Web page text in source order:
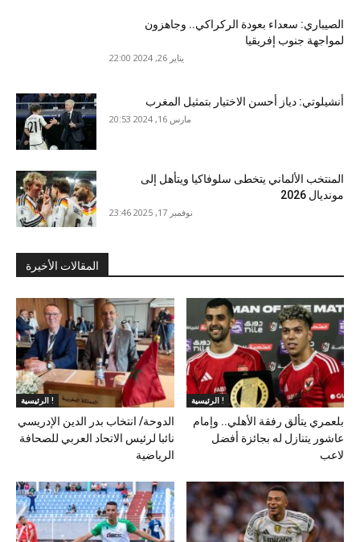
الصيباري: سعداء بعودة الركراكي.. وجاهزون
لمواجهة جنوب إفريقيا
يناير 26, 2024 22:00
أنشيلوتي: دياز أحسن الاختيار بتمثيل المغرب
مارس 16, 2024 20:53
المنتخب الألماني يتخطى سلوفاكيا ويتأهل إلى
مونديال 2026
نوفمبر 17, 2025 23:46
المقالات الأخيرة
الرئيسية !
الدوحة/ انتخاب بدر الدين الإدريسي
نائبا لرئيس الاتحاد العربي للصحافة
الرياضية
الرئيسية !
بلعمري يتألق رفقة الأهلي.. وإمام
عاشور يتنازل له بجائزة أفضل
لاعب